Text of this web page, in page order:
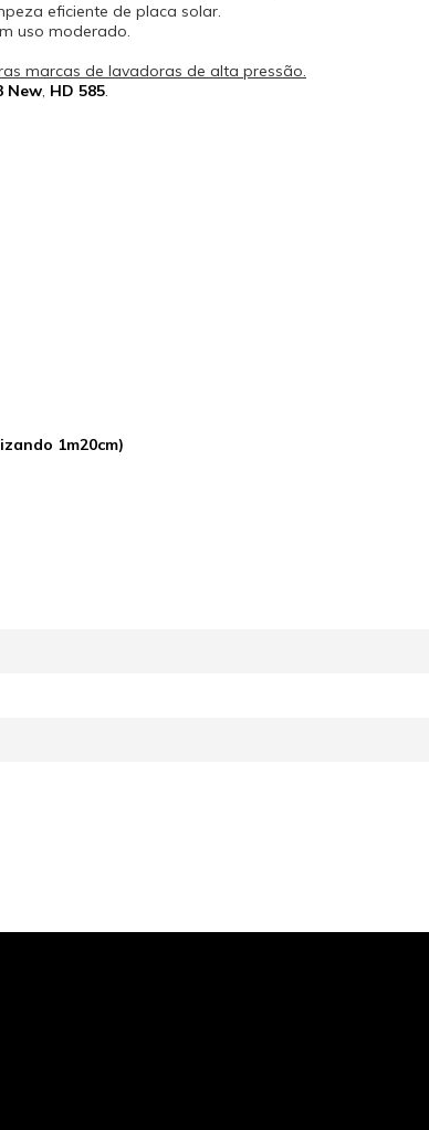
equipamento (L/h): 400 a 500 Garantia - Garantia:
meses. Vídeo Interativo
eficiente de placa solar.
uso moderado.
marcas de lavadoras de alta pressão.
New, HD 585.
1m20cm)